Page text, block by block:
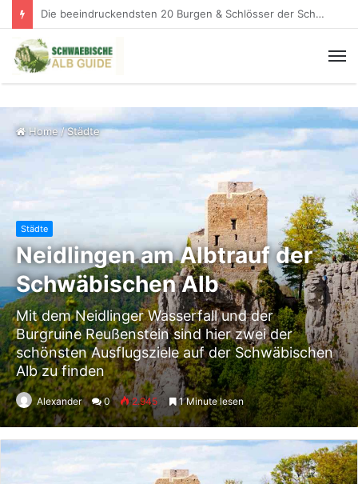
Knopfmacherfelsen: Der schönste Donaublick der Schwäbischen Alb
Home/Städte
Städte
Neidlingen am Albtrauf der
Schwäbischen Alb
Mit dem Neidlinger Wasserfall und der
Burgruine Reußenstein sind hier zwei der
schönsten Ausflugsziele auf der Schwäbischen
Alb zu finden
Alexander 0 2.945 1 Minute lesen